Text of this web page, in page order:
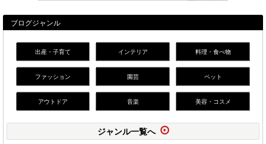
ブログジャンル
出産・子育て インテリア 料理・食べ物
ファッション 園芸 ペット
アウトドア 音楽 美容・コスメ
ジャンル一覧へ